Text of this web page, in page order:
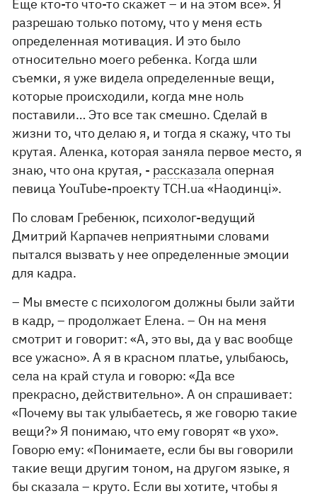
Еще кто-то что-то скажет – и на этом все». Я
разрешаю только потому, что у меня есть
определенная мотивация. И это было
относительно моего ребенка. Когда шли
съемки, я уже видела определенные вещи,
которые происходили, когда мне ноль
поставили… Это все так смешно. Сделай в
жизни то, что делаю я, и тогда я скажу, что ты
крутая. Аленка, которая заняла первое место, я
знаю, что она крутая, - рассказала оперная
певица YouTube-проекту ТСН.ua «Наодинці».
По словам Гребенюк, психолог-ведущий
Дмитрий Карпачев неприятными словами
пытался вызвать у нее определенные эмоции
для кадра.
– Мы вместе с психологом должны были зайти
в кадр, – продолжает Елена. – Он на меня
смотрит и говорит: «А, это вы, да у вас вообще
все ужасно». А я в красном платье, улыбаюсь,
села на край стула и говорю: «Да все
прекрасно, действительно». А он спрашивает:
«Почему вы так улыбаетесь, я же говорю такие
вещи?» Я понимаю, что ему говорят «в ухо».
Говорю ему: «Понимаете, если бы вы говорили
такие вещи другим тоном, на другом языке, я
бы сказала – круто. Если вы хотите, чтобы я